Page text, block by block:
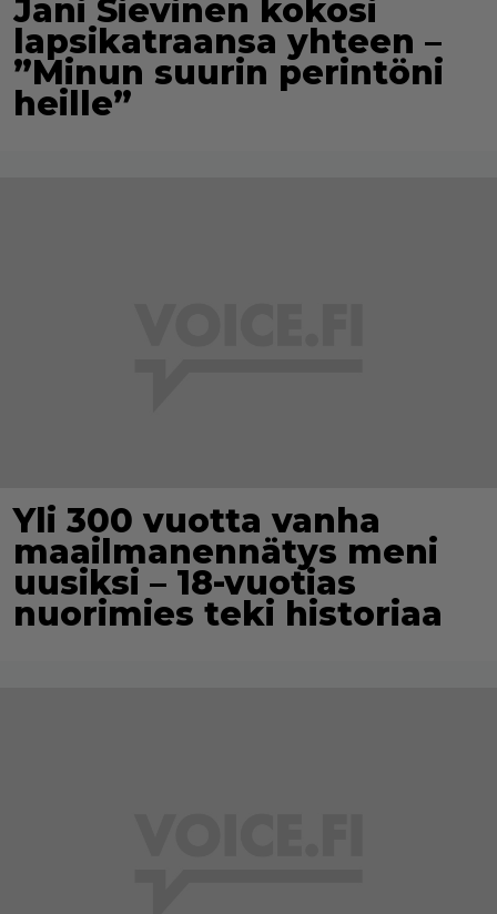
Jani Sievinen kokosi
lapsikatraansa yhteen –
”Minun suurin perintöni
heille”
Yli 300 vuotta vanha
maailmanennätys meni
uusiksi – 18-vuotias
nuorimies teki historiaa